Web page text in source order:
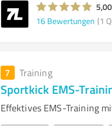
16 Bewertungen (1
7 Training
Sportkick EMS-
Effektives EMS-Training